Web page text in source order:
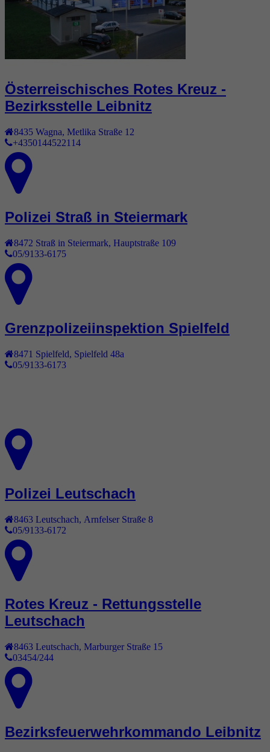
Österreischisches Rotes Kreuz -
Bezirksstelle Leibnitz
8435 Wagna Metlika Straße 12
+4350144522114
Polizei Straß in Steiermark
8472 Straß in Steiermark Hauptstraße 109
05/9133-6175
Grenzpolizeiinspektion Spielfeld
8471 Spielfeld
Spielfeld 48a
05/9133-6173
Polizei Leutschach
8463 Leutschach
Arnfelser Straße 8
05/9133-6172
Rotes Kreuz - Rettungsstelle
Leutschach
8463 Leutschach, Marburger Straße 15
03454/244
Bezirksfeuerwehrkommando Leibnitz